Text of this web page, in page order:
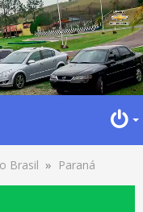
Brasil » Paraná